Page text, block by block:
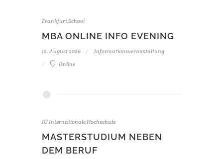
Frankfurt School
MBA ONLINE INFO EVENING
12. August 2026
Informationsveranstaltung
Online
IU Internationale Hochschule
MASTERSTUDIUM NEBEN
DEM BERUF